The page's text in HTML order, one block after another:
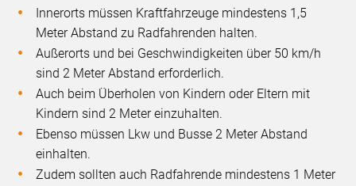
Innerorts müssen Kraftfahrzeuge mindestens 1,5
Meter Abstand zu Radfahrenden halten.
Außerorts und bei Geschwindigkeiten über 50 km/h
sind 2 Meter Abstand erforderlich.
Auch beim Überholen von Kindern oder Eltern mit
Kindern sind 2 Meter einzuhalten.
Ebenso müssen Lkw und Busse 2 Meter Abstand
einhalten.
Zudem sollten auch Radfahrende mindestens 1 Meter